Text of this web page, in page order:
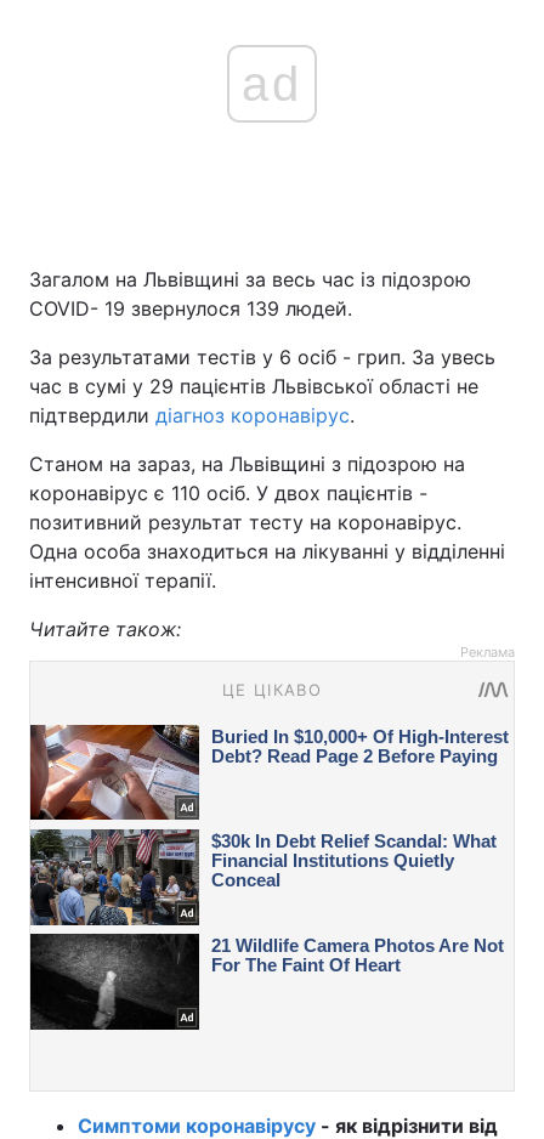
ad
Загалом на Львівщині за весь час із підозрою
COVID- 19 звернулося 139 людей.
За результатами тестів у 6 осіб - грип. За увесь
час в сумі у 29 пацієнтів Львівської області не
підтвердили діагноз коронавірус.
Станом на зараз, на Львівщині з підозрою на
коронавірус є 110 осіб. У двох пацієнтів -
позитивний результат тесту на коронавірус.
Одна особа знаходиться на лікуванні у відділенні
інтенсивної терапії.
Читайте також:
Реклама
Симптоми коронавірусу - як відрізнити від